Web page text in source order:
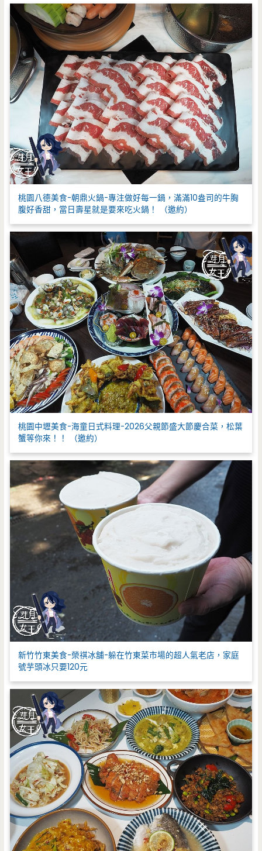
:
桃園八德美食-朝鼎火鍋-專注做好每一鍋，滿滿10盎司的牛胸
腹好香甜，當日壽星就是要來吃火鍋！ （邀約）
桃園中壢美食-海童日式料理-2026父親節盛大節慶合菜，松葉
蟹等你來！！ （邀約）
新竹竹東美食-榮祺冰舖-躲在竹東菜市場的超人氣老店，家庭
號芋頭冰只要120元